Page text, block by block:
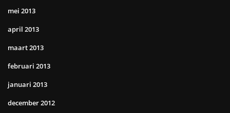
mei 2013
april 2013
maart 2013
februari 2013
januari 2013
december 2012